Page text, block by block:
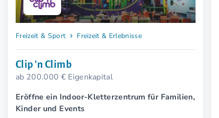
Freizeit & Sport Freizeit & Erlebnisse
Clip 'n Climb
ab 200.000 € Eigenkapital
Eröffne ein Indoor-Kletterzentrum für Familien,
Kinder und Events